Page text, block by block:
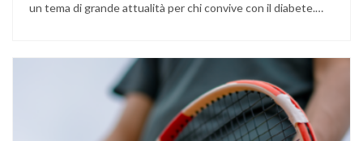
un tema di grande attualità per chi convive con il diabete.
glucosio lo aveva portato …